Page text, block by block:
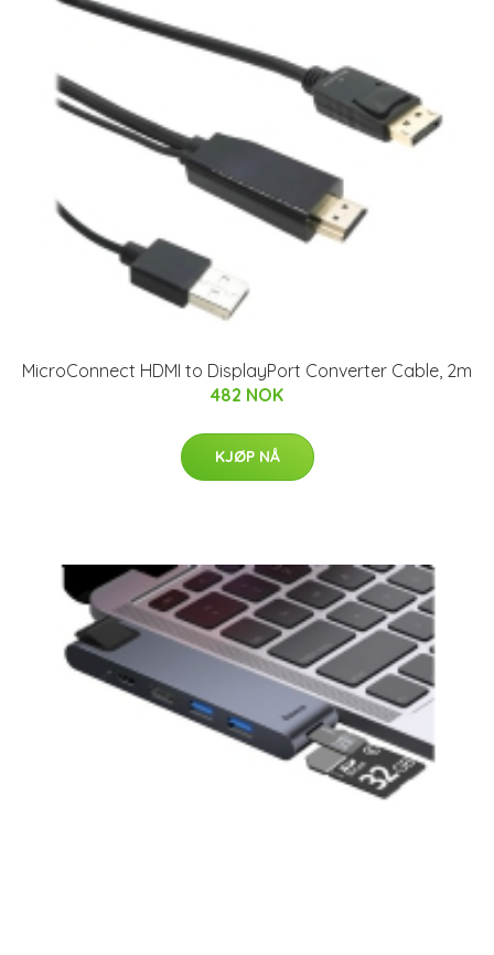
MicroConnect HDMI to DisplayPort Converter Cable, 2m
482 NOK
KJØP NÅ